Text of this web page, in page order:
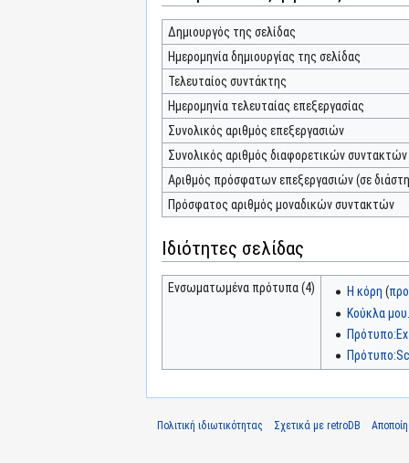
Δημιουργός της σελίδας
Ημερομηνία δημιουργίας της σελίδας
Τελευταίος συντάκτης
Ημερομηνία τελευταίας επεξεργασίας
Συνολικός αριθμός επεξεργασιών
Συνολικός αριθμός διαφορετικών συντακτών
Αριθμός πρόσφατων επεξεργασιών (σε
Πρόσφατος αριθμός μοναδικών συντακτών
Ιδιότητες σελίδας
Ενσωματωμένα πρότυπα (4) Η κόρη (
Κούκλα
Πολιτική ιδιωτικότητας Σχετικά με retroDB